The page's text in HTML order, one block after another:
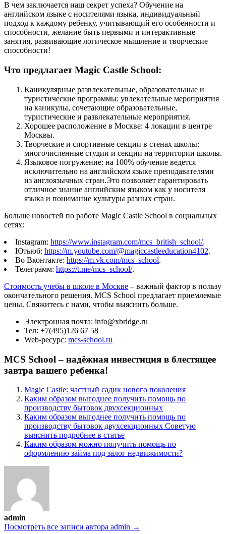
В чем заключается наш секрет успеха? Обучение на
английском языке с носителями языка, индивидуальный
подход к каждому ребенку, учитывающий его особенности и
способности, желание быть первыми и интерактивные
занятия, развивающие логическое мышление и творческие
способности!
Что предлагает Magic Castle School:
Каникулярные развлекательные, образовательные и
туристические программы: увлекательные мероприятия
на каникулы, сочетающие образовательные,
туристические и развлекательные мероприятия.
Хорошее расположение в Москве: 4 локации в центре
Москвы.
Творческие и спортивные секции в стенах школы:
многочисленные студии и секции на территории школы.
Языковое погружение: на 100% обучение ведется
исключительно на английском языке преподавателями
из англоязычных стран.Это позволяет гарантировать
отличное знание английским языком как у носителя
языка и понимание культуры разных стран.
Больше новостей по работе Magic Castle School в социальных
сетях:
Instagram: https://www.instagram.com/mcs_british_school/.
Ютьюб: https://m.youtube.com/@magiccastleeducation4102.
Во Вконтакте: https://m.vk.com/mcs_school.
Телеграмм: https://t.me/mcs_school/.
Стоимость учебы в школе в Москве – важный фактор в пользу
окончательного решения. MCS School предлагает приемлемые
цены. Свяжитесь с нами, чтобы выяснить больше.
Электронная почта: info@xbridge.ru
Тел: +7(495)126 67 58
Web-ресурс: mcs-school.ru
MCS School – надёжная инвестиция в блестящее
завтра вашего ребенка!
Magic Castle: частный садик нового поколения
Каким образом выгоднее получить помощь по
производству бытовок двухсекционных
Каким образом выгоднее получить помощь по
производству бытовок двухсекционных Советую
выяснить подробнее в статье
Каким образом можно получить помощь по
оформлению займа под залог недвижимости?
admin
Посмотреть все записи автора admin →